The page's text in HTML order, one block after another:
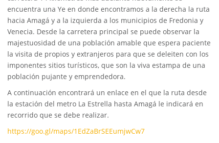
encuentra una Ye en donde encontramos a la derecha la ruta
hacia Amagá y a la izquierda a los municipios de Fredonia y
Venecia. Desde la carretera principal se puede observar la
majestuosidad de una población amable que espera paciente
la visita de propios y extranjeros para que se deleiten con los
imponentes sitios turísticos, que son la viva estampa de una
población pujante y emprendedora.
A continuación encontrará un enlace en el que la ruta desde
la estación del metro La Estrella hasta Amagá le indicará en
recorrido que se debe realizar.
https://goo.gl/maps/1EdZaBrSEEumjwCw7